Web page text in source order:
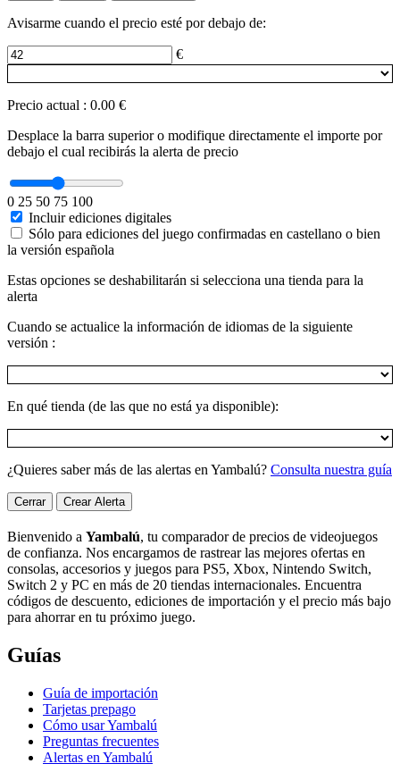
Avisarme cuando el precio esté por debajo de:
€
Precio actual : 0.00 €
Desplace la barra superior o modifique directamente el importe por
debajo el cual recibirás la alerta de precio
0 25 50 75 100
Incluir ediciones digitales
Sólo para ediciones del juego confirmadas en castellano o bien
la versión española
Estas opciones se deshabilitarán si selecciona una tienda para la
alerta
Cuando se actualice la información de idiomas de la siguiente
versión :
En qué tienda (de las que no está ya disponible):
¿Quieres saber más de las alertas en Yambalú? Consulta nuestra guía
Cerrar Crear Alerta
Bienvenido a Yambalú, tu comparador de precios de videojuegos
de confianza. Nos encargamos de rastrear las mejores ofertas en
consolas, accesorios y juegos para PS5, Xbox, Nintendo Switch,
Switch 2 y PC en más de 20 tiendas internacionales. Encuentra
códigos de descuento, ediciones de importación y el precio más bajo
para ahorrar en tu próximo juego.
Guías
Guía de importación
Tarjetas prepago
Cómo usar Yambalú
Preguntas frecuentes
Alertas en Yambalú